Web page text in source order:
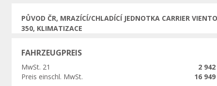
PŮVOD ČR, MRAZÍCÍ/CHLADÍCÍ JEDNOTKA CARRIER VIENTO
350, KLIMATIZACE
FAHRZEUGPREIS
MwSt. 21
2 942
Preis einschl. MwSt.
16 949